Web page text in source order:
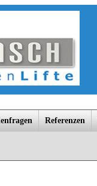
Referenzen